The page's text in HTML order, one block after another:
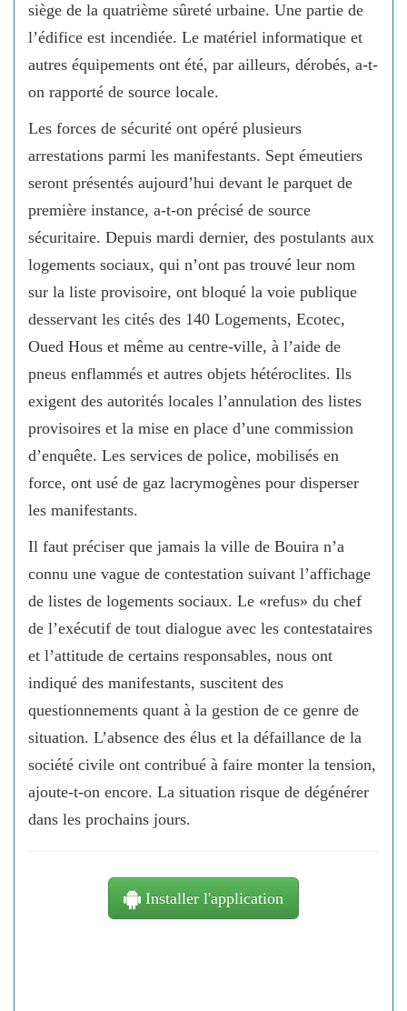
siège de la quatrième sûreté urbaine. Une partie de
l’édifice est incendiée. Le matériel informatique et
autres équipements ont été, par ailleurs, dérobés, a-t-
on rapporté de source locale.
Les forces de sécurité ont opéré plusieurs
arrestations parmi les manifestants. Sept émeutiers
seront présentés aujourd’hui devant le parquet de
première instance, a-t-on précisé de source
sécuritaire. Depuis mardi dernier, des postulants aux
logements sociaux, qui n’ont pas trouvé leur nom
sur la liste provisoire, ont bloqué la voie publique
desservant les cités des 140 Logements, Ecotec,
Oued Hous et même au centre-ville, à l’aide de
pneus enflammés et autres objets hétéroclites. Ils
exigent des autorités locales l’annulation des listes
provisoires et la mise en place d’une commission
d’enquête. Les services de police, mobilisés en
force, ont usé de gaz lacrymogènes pour disperser
les manifestants.
Il faut préciser que jamais la ville de Bouira n’a
connu une vague de contestation suivant l’affichage
de listes de logements sociaux. Le «refus» du chef
de l’exécutif de tout dialogue avec les contestataires
et l’attitude de certains responsables, nous ont
indiqué des manifestants, suscitent des
questionnements quant à la gestion de ce genre de
situation. L’absence des élus et la défaillance de la
société civile ont contribué à faire monter la tension,
ajoute-t-on encore. La situation risque de dégénérer
dans les prochains jours.
Installer l'application